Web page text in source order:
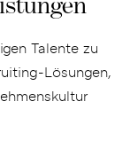
Talente zu
Lösungen,